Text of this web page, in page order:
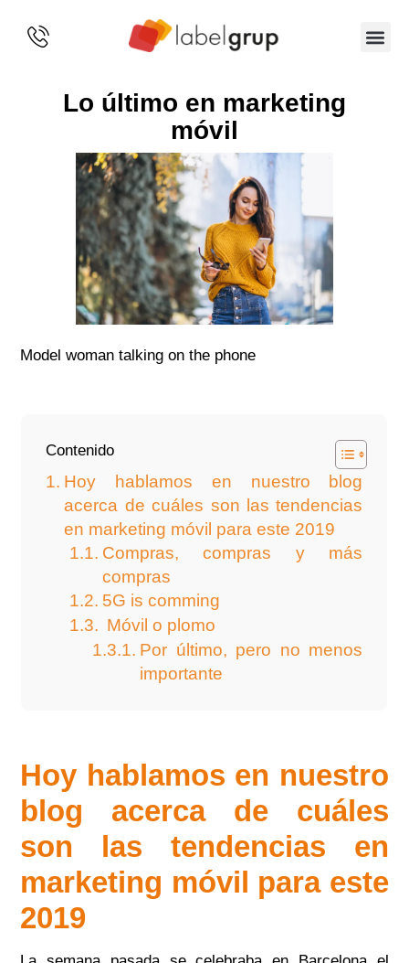
Lo último en marketing
móvil
Model woman talking on the phone
Contenido
Hoy hablamos en nuestro blog
acerca de cuáles son las tendencias
en marketing móvil para este 2019
Compras, compras y más
compras
5G is comming
Móvil o plomo
Por último, pero no menos
importante
Hoy hablamos en nuestro
blog acerca de cuáles
son las tendencias en
marketing móvil para este
2019